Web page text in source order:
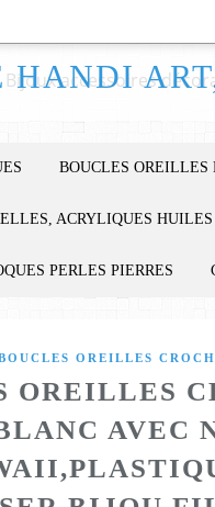
BOUCLES OREILLES
ACRYLIQUES HUILES
PERLES PIERRES
OREILLES
OREILLES
AVEC